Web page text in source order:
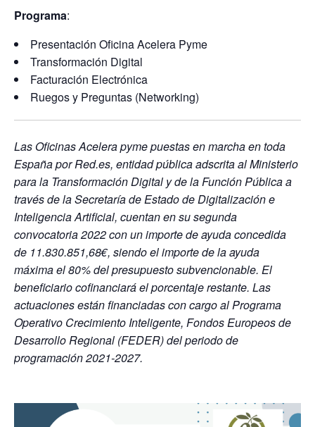
Programa:
Presentación Oficina Acelera Pyme
Transformación Digital
Facturación Electrónica
Ruegos y Preguntas (Networking)
Las Oficinas Acelera pyme puestas en marcha en toda
España por Red.es, entidad pública adscrita al Ministerio
para la Transformación Digital y de la Función Pública a
través de la Secretaría de Estado de Digitalización e
Inteligencia Artificial, cuentan en su segunda
convocatoria 2022 con un importe de ayuda concedida
de 11.830.851,68€, siendo el importe de la ayuda
máxima el 80% del presupuesto subvencionable. El
beneficiario cofinanciará el porcentaje restante. Las
actuaciones están financiadas con cargo al Programa
Operativo Crecimiento Inteligente, Fondos Europeos de
Desarrollo Regional (FEDER) del periodo de
programación 2021-2027.